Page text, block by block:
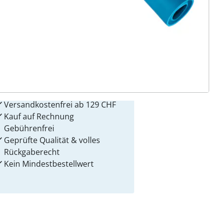
Versandkostenfrei ab 129 CHF
Kauf auf Rechnung
Gebührenfrei
Geprüfte Qualität & volles
Rückgaberecht
Kein Mindest­bestellwert